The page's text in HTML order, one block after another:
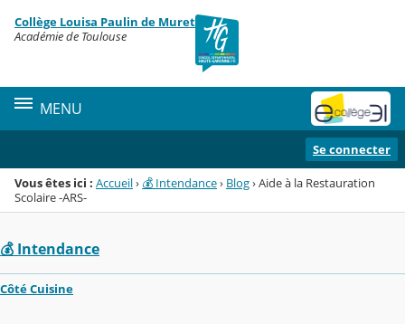
Menu de la rubrique
Contenu
Collège Louisa Paulin de Muret
Académie de Toulouse
MENU
Se connecter
Vous êtes ici : Accueil› 💰 Intendance› Blog›Aide à la Restauration
Scolaire -ARS-
💰 Intendance
Côté Cuisine